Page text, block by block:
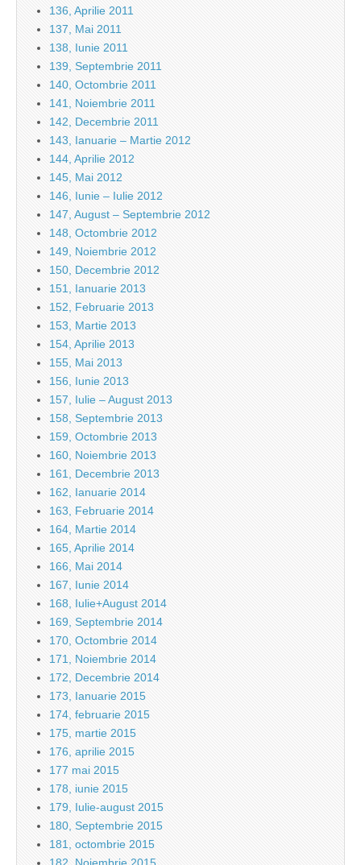
136, Aprilie 2011
137, Mai 2011
138, Iunie 2011
139, Septembrie 2011
140, Octombrie 2011
141, Noiembrie 2011
142, Decembrie 2011
143, Ianuarie – Martie 2012
144, Aprilie 2012
145, Mai 2012
146, Iunie – Iulie 2012
147, August – Septembrie 2012
148, Octombrie 2012
149, Noiembrie 2012
150, Decembrie 2012
151, Ianuarie 2013
152, Februarie 2013
153, Martie 2013
154, Aprilie 2013
155, Mai 2013
156, Iunie 2013
157, Iulie – August 2013
158, Septembrie 2013
159, Octombrie 2013
160, Noiembrie 2013
161, Decembrie 2013
162, Ianuarie 2014
163, Februarie 2014
164, Martie 2014
165, Aprilie 2014
166, Mai 2014
167, Iunie 2014
168, Iulie+August 2014
169, Septembrie 2014
170, Octombrie 2014
171, Noiembrie 2014
172, Decembrie 2014
173, Ianuarie 2015
174, februarie 2015
175, martie 2015
176, aprilie 2015
177 mai 2015
178, iunie 2015
179, Iulie-august 2015
180, Septembrie 2015
181, octombrie 2015